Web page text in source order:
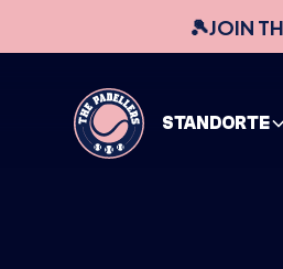
🎾JOIN
STANDORTE